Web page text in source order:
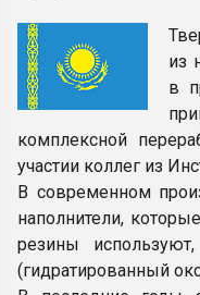
из
в
комплексной
участии коллег из
В современном
наполнители,
резины
(гидратированный